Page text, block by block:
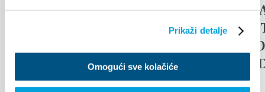
Prikaži detalje
Omogući sve kolačiće
Arias under the stars
OLVASS TOVÁBB
17th
FAIR